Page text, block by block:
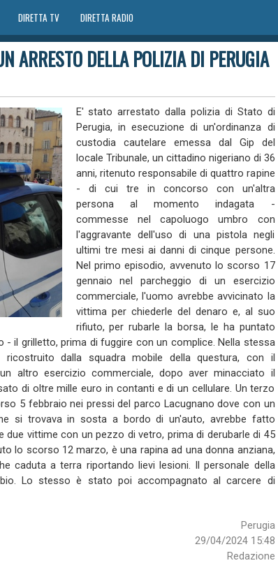
DIRETTA TV DIRETTA RADIO
ARRESTO DELLA POLIZIA DI PERUGIA
E' stato arrestato dalla polizia di Stato di
Perugia, in esecuzione di un'ordinanza di
custodia cautelare emessa dal Gip del
locale Tribunale, un cittadino nigeriano di 36
anni, ritenuto responsabile di quattro rapine
- di cui tre in concorso con un'altra
persona al momento indagata -
commesse nel capoluogo umbro con
l'aggravante dell'uso di una pistola negli
ultimi tre mesi ai danni di cinque persone.
Nel primo episodio, avvenuto lo scorso 17
gennaio nel parcheggio di un esercizio
commerciale, l'uomo avrebbe avvicinato la
vittima per chiederle del denaro e, al suo
rifiuto, per rubarle la borsa, le ha puntato
il grilletto, prima di fuggire con un complice. Nella stessa
dalla squadra mobile della questura, con il
altro esercizio commerciale, dopo aver minacciato il
di oltre mille euro in contanti e di un cellulare. Un terzo
5 febbraio nei pressi del parco Lacugnano dove con un
si trovava in sosta a bordo di un'auto, avrebbe fatto
vittime con un pezzo di vetro, prima di derubarle di 45
lo scorso 12 marzo, è una rapina ad una donna anziana,
caduta a terra riportando lievi lesioni. Il personale della
Lo stesso è stato poi accompagnato al carcere di
Perugia
29/04/2024 15:48
Redazione